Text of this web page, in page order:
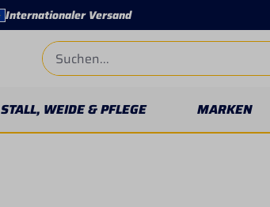
Internationaler Versand
STALL, WEIDE & PFLEGE MARKEN